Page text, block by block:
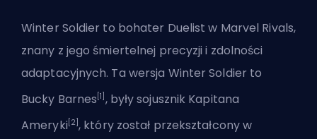
Winter Soldier to bohater Duelist w Marvel Rivals,
znany z jego śmiertelnej precyzji i zdolności
adaptacyjnych. Ta wersja Winter Soldier to
Bucky Barnes [1] , były sojusznik Kapitana
Ameryki [2] , który został przekształcony w